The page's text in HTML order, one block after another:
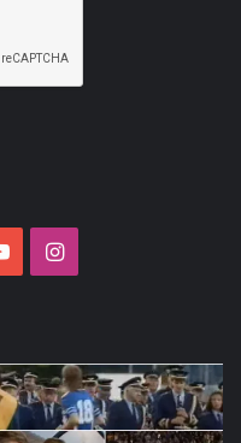
YouTubeInstagram